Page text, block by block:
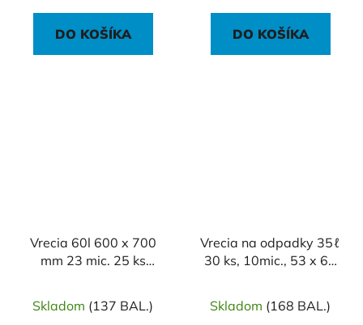
DO KOŠÍKA DO KOŠÍKA
Vrecia 60l 600 x 700
mm 23 mic. 25 ks
Skladom (137 BAL.)
Vrecia na odpadky 35ℓ
30 ks, 10mic., 53 x 60
Skladom (168 BAL.)